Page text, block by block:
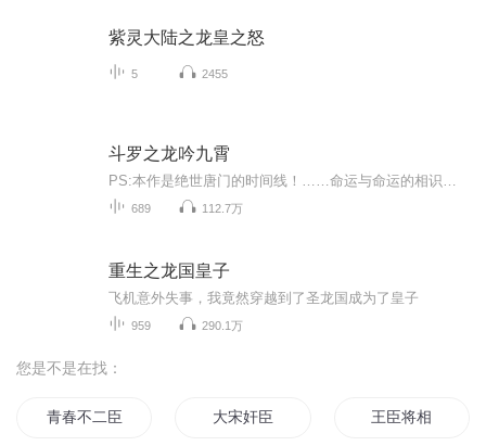
紫灵大陆之龙皇之怒
5 2455
斗罗之龙吟九霄
689 112.7万
重生之龙国皇子
飞机意外失事，我竟然穿越到了圣龙国成为了皇子
959 290.1万
您是不是在找：
青春不二臣 大宋奸臣 王臣将相